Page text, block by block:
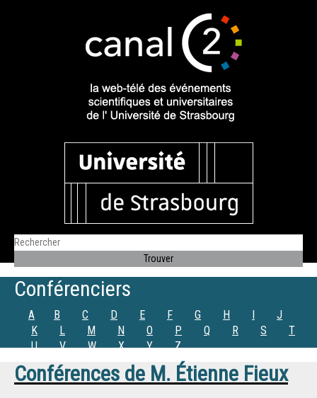
Conférenciers
A B C D E F G H I
J
K
L M N O P Q R S
T
U
V W X Y Z
Conférences de M. Étienne Fieux